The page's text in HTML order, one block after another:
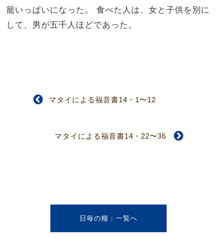
籠いっぱいになった。
食べた人は、女と子供を別に
して、男が五千人ほどであった。
マタイによる福音書14・1〜12
マタイによる福音書14・22〜36
日毎の糧